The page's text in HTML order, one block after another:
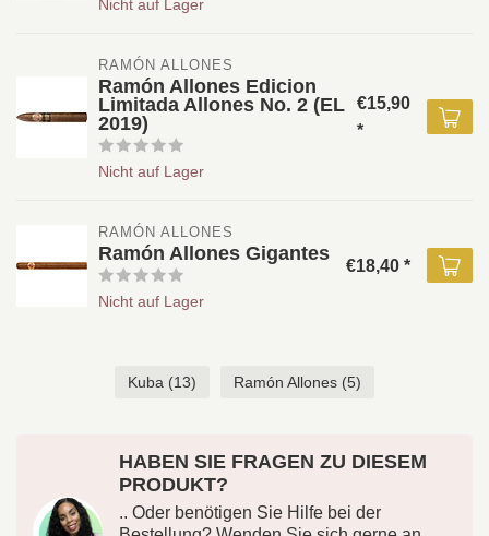
Nicht auf Lager
RAMÓN ALLONES
Ramón Allones Edicion
Limitada Allones No. 2 (EL
2019)
Nicht auf Lager
€15,90
*
RAMÓN ALLONES
Ramón Allones Gigantes
Nicht auf Lager
€18,40 *
Kuba (13) Ramón Allones (5)
HABEN SIE FRAGEN ZU DIESEM
PRODUKT?
.. Oder benötigen Sie Hilfe bei der